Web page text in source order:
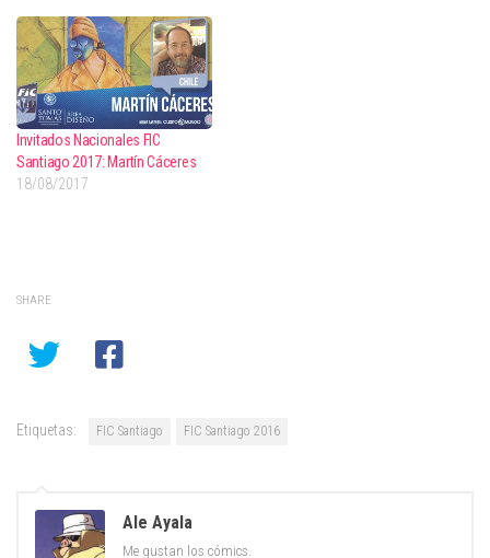
Invitados Nacionales FIC
Santiago 2017: Martín Cáceres
18/08/2017
SHARE
Etiquetas: FIC Santiago FIC Santiago 2016
Ale Ayala
Me gustan los cómics.